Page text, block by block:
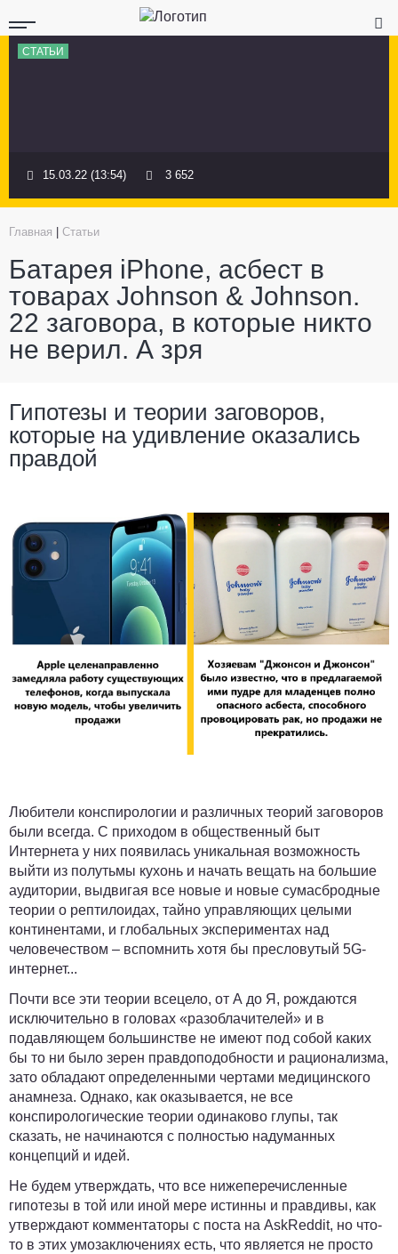
СТАТЬИ
15.03.22 (13:54) 3 652
Главная Статьи
Батарея iPhone, асбест в
товарах Johnson & Johnson.
22 заговора, в которые никто
не верил. А зря
Гипотезы и теории заговоров,
которые на удивление оказались
правдой
Любители конспирологии и различных теорий заговоров
были всегда. С приходом в общественный быт
Интернета у них появилась уникальная возможность
выйти из полутьмы кухонь и начать вещать на большие
аудитории, выдвигая все новые и новые сумасбродные
теории о рептилоидах, тайно управляющих целыми
континентами, и глобальных экспериментах над
человечеством – вспомнить хотя бы пресловутый 5G-
интернет...
Почти все эти теории всецело, от А до Я, рождаются
исключительно в головах «разоблачителей» и в
подавляющем большинстве не имеют под собой каких
бы то ни было зерен правдоподобности и рационализма,
зато обладают определенными чертами медицинского
анамнеза. Однако, как оказывается, не все
конспирологические теории одинаково глупы, так
сказать, не начинаются с полностью надуманных
концепций и идей.
Не будем утверждать, что все нижеперечисленные
гипотезы в той или иной мере истинны и правдивы, как
утверждают комментаторы с поста на AskReddit, но что-
то в этих умозаключениях есть, что является не просто